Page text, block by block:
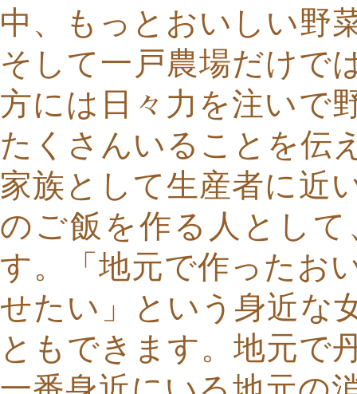
中、もっとおいしい野
そして一戸農場だけで
方には日々力を注いで
たくさんいることを伝
家族として生産者に近
のご飯を作る人とし
す。「地元で作ったお
せたい」という身近な
ともできます。地元で